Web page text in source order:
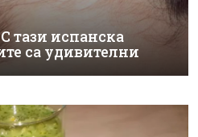
тази испанска
са удивителни